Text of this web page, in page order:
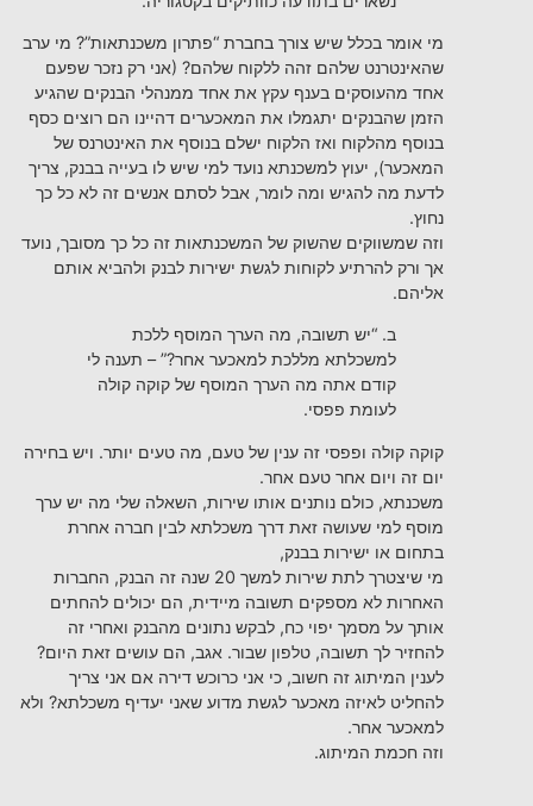
מי אומר בכלל שיש צורך בחברת “פתרון משכנתאות”? מי ערב
שהאינטרנט שלהם זהה ללקוח שלהם? (אני רק נזכר שפעם
אחד מהעוסקים בענף עקץ את אחד ממנהלי הבנקים שהגיע
הזמן שהבנקים יתגמלו את המאכערים דהיינו הם רוצים כסף
בנוסף מהלקוח ואז הלקוח ישלם בנוסף את האינטרנס של
המאכער), יעוץ למשכנתא נועד למי שיש לו בעייה בבנק, צריך
לדעת מה להגיש ומה לומר, אבל לסתם אנשים זה לא כל כך
נחוץ.
וזה שמשווקים שהשוק של המשכנתאות זה כל כך מסובך, נועד
אך ורק להרתיע לקוחות לגשת ישירות לבנק ולהביא אותם
אליהם.
ב. “יש תשובה, מה הערך המוסף ללכת
למשכלתא מללכת למאכער אחר?” – תענה לי
קודם אתה מה הערך המוסף של קוקה קולה
לעומת פפסי.
קוקה קולה ופפסי זה ענין של טעם, מה טעים יותר. ויש בחירה
יום זה ויום אחר טעם אחר.
משכנתא, כולם נותנים אותו שירות, השאלה שלי מה יש ערך
מוסף למי שעושה זאת דרך משכלתא לבין חברה אחרת
בתחום או ישירות בבנק,
מי שיצטרך לתת שירות למשך 20 שנה זה הבנק, החברות
האחרות לא מספקים תשובה מיידית, הם יכולים להחתים
אותך על מסמך יפוי כח, לבקש נתונים מהבנק ואחרי זה
להחזיר לך תשובה, טלפון שבור. אגב, הם עושים זאת היום?
לענין המיתוג זה חשוב, כי אני כרוכש דירה אם אני צריך
להחליט לאיזה מאכער לגשת מדוע שאני יעדיף משכלתא? ולא
למאכער אחר.
וזה חכמת המיתוג.